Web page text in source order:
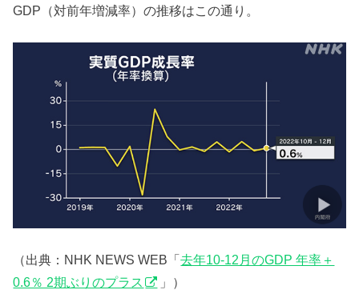
GDP（対前年増減率）の推移はこの通り。
（出典：NHK NEWS WEB「去年10-12月のGDP 年率＋
0.6％ 2期ぶりのプラス
」）